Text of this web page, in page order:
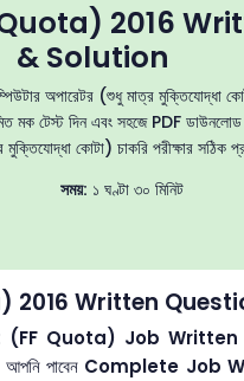
2016
& Solution
অপারেটর (শুধু মাত্র মুক্তিযোদ্ধা
মক টেস্ট দিন এবং সহজে PDF ডাউনলোড
কোটা) চাকরি পরীক্ষার সঠিক
সময়: ১ ঘণ্টা ৩০ মিনিট
2016 Written
(FF Quota) Job Written
পাবেন Complete Job